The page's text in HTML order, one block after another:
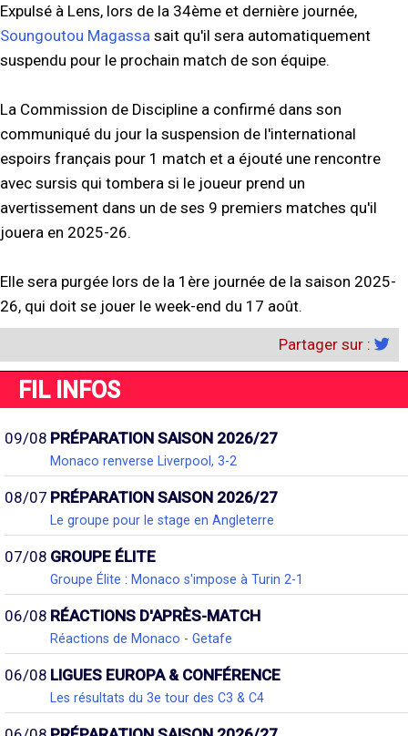
Expulsé à Lens, lors de la 34ème et dernière journée,
Soungoutou Magassa sait qu'il sera automatiquement
suspendu pour le prochain match de son équipe.
La Commission de Discipline a confirmé dans son
communiqué du jour la suspension de l'international
espoirs français pour 1 match et a éjouté une rencontre
avec sursis qui tombera si le joueur prend un
avertissement dans un de ses 9 premiers matches qu'il
jouera en 2025-26.
Elle sera purgée lors de la 1ère journée de la saison 2025-
26, qui doit se jouer le week-end du 17 août.
Partager sur :
FIL INFOS
09/08 PRÉPARATION SAISON 2026/27
Monaco renverse Liverpool, 3-2
08/07 PRÉPARATION SAISON 2026/27
Le groupe pour le stage en Angleterre
07/08 GROUPE ÉLITE
Groupe Élite : Monaco s'impose à Turin 2-1
06/08 RÉACTIONS D'APRÈS-MATCH
Réactions de Monaco - Getafe
06/08 LIGUES EUROPA & CONFÉRENCE
Les résultats du 3e tour des C3 & C4